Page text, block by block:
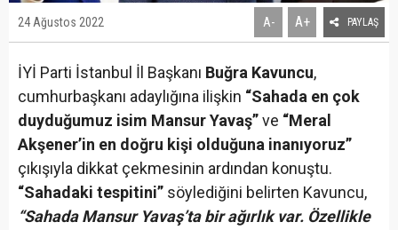
24 Ağustos 2022 A- A+ PAYLAŞ
İYİ Parti İstanbul İl Başkanı Buğra Kavuncu,
cumhurbaşkanı adaylığına ilişkin “Sahada en çok
duyduğumuz isim Mansur Yavaş”ve “Meral
Akşener’in en doğru kişi olduğuna inanıyoruz”
çıkışıyla dikkat çekmesinin ardından konuştu.
“Sahadaki tespitini” söylediğini belirten Kavuncu,
“Sahada Mansur Yavaş’ta bir ağırlık var. Özellikle